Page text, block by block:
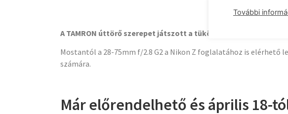
A TAMRON úttörő szerepet játszott a tükör nélküli
Mostantól a 28-75mm f/2.8 G2 a Nikon Z foglalatához is
számára.
Már előrendelhető és április 18-
További